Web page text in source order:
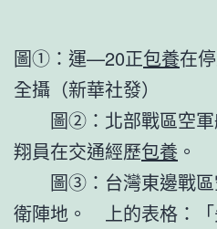
圖①：運—20正包養在
全攝（新華社發）
圖②：北部戰區空軍
翔員在交通經歷包養 。
圖③：台灣東邊戰區
衛陣地。 上的表格：「